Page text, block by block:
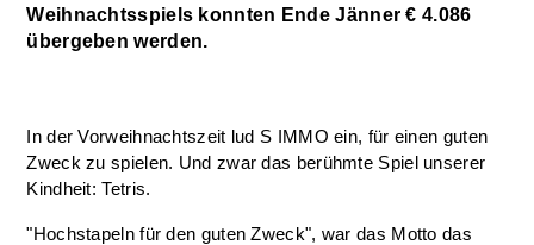
Weihnachtsspiels konnten Ende Jänner € 4.086
übergeben werden.
In der Vorweihnachtszeit lud S IMMO ein, für einen guten
Zweck zu spielen. Und zwar das berühmte Spiel unserer
Kindheit: Tetris.
"Hochstapeln für den guten Zweck", war das Motto das